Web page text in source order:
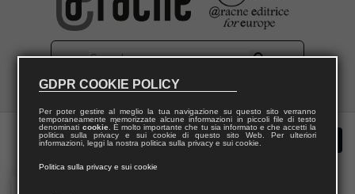
GDPR COOKIE POLICY
Per poter gestire al meglio la tua navigazione su questo sito verranno
temporaneamente memorizzate alcune informazioni in piccoli file di testo
denominati cookie. È molto importante che tu sia informato e che accetti la
politica sulla privacy e sui cookie di questo sito Web. Per ulteriori
informazioni, leggi la nostra politica sulla privacy e sui cookie.
Politica sulla privacy e sui cookie